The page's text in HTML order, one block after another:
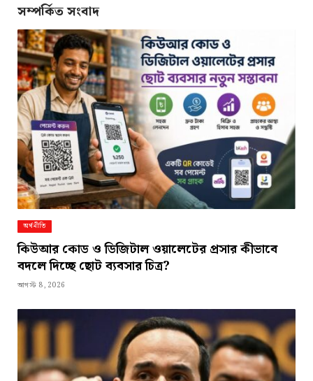
সম্পর্কিত সংবাদ
অর্থনীতি
কিউআর কোড ও ডিজিটাল ওয়ালেটের প্রসার কীভাবে
বদলে দিচ্ছে ছোট ব্যবসার চিত্র?
আগস্ট 8, 2026